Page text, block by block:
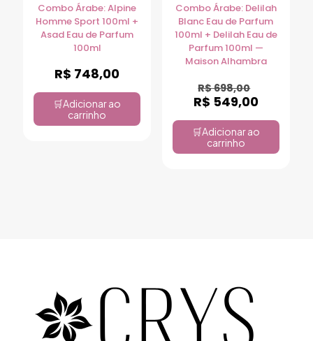
Combo Árabe: Alpine
Homme Sport 100ml +
Asad Eau de Parfum
100ml
R$ 748,00
Adicionar ao
carrinho
Combo Árabe: Delilah
Blanc Eau de Parfum
100ml + Delilah Eau de
Parfum 100ml —
Maison Alhambra
R$698,00
R$ 549,00
Adicionar ao
carrinho